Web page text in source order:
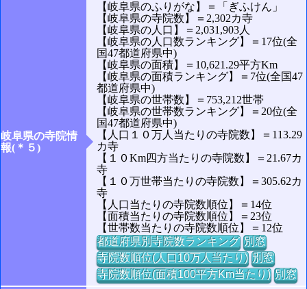
岐阜県の寺院情
報(＊５)
【岐阜県のふりがな】＝「ぎふけん」
【岐阜県の寺院数】＝2,302カ寺
【岐阜県の人口】＝2,031,903人
【岐阜県の人口数ランキング】＝17位(全
国47都道府県中)
【岐阜県の面積】＝10,621.29平方Km
【岐阜県の面積ランキング】＝7位(全国47
都道府県中)
【岐阜県の世帯数】＝753,212世帯
【岐阜県の世帯数ランキング】＝20位(全
国47都道府県中)
【人口１０万人当たりの寺院数】＝113.29
カ寺
【１０Km四方当たりの寺院数】＝21.67カ
寺
【１０万世帯当たりの寺院数】＝305.62カ
寺
【人口当たりの寺院数順位】＝14位
【面積当たりの寺院数順位】＝23位
【世帯数当たりの寺院数順位】＝12位
都道府県別寺院数ランキング 別窓
寺院数順位(人口10万人当たり) 別窓
寺院数順位(面積100平方Km当たり) 別窓